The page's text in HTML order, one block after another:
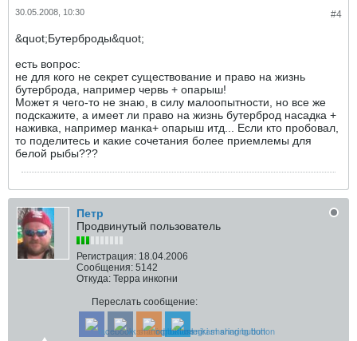
#4
30.05.2008, 10:30
&quot;Бутерброды&quot;
есть вопрос:
не для кого не секрет существование и право на жизнь
бутерброда, например червь + опарыш!
Может я чего-то не знаю, в силу малоопытности, но все же
подскажите, а имеет ли право на жизнь бутерброд насадка +
наживка, например манка+ опарыш итд... Если кто пробовал,
то поделитесь и какие сочетания более приемлемы для
белой рыбы???
Петр
Продвинутый пользователь
Регистрация: 18.04.2006
Сообщения: 5142
Откуда: Терра инкогни
Переслать сообщение: